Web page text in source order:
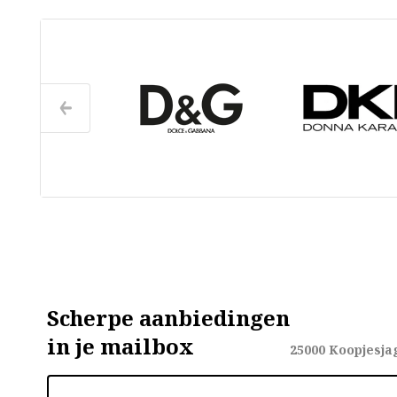
Scherpe aanbiedingen
in je mailbox
25000